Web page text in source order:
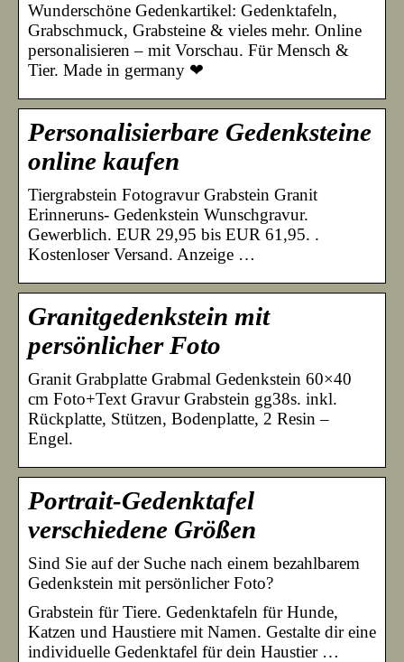
Wunderschöne Gedenkartikel: Gedenktafeln,
Grabschmuck, Grabsteine & vieles mehr. Online
personalisieren – mit Vorschau. Für Mensch &
Tier. Made in germany ❤
Personalisierbare Gedenksteine
online kaufen
Tiergrabstein Fotogravur Grabstein Granit
Erinneruns- Gedenkstein Wunschgravur.
Gewerblich. EUR 29,95 bis EUR 61,95. ​.
Kostenloser Versand. Anzeige …
Granitgedenkstein mit
persönlicher Foto
Granit Grabplatte Grabmal Gedenkstein 60×40
cm Foto+Text Gravur Grabstein gg38s. inkl.
Rückplatte, Stützen, Bodenplatte, 2 Resin –
Engel.
Portrait-Gedenktafel
verschiedene Größen
Sind Sie auf der Suche nach einem bezahlbarem
Gedenkstein mit persönlicher Foto?
Grabstein für Tiere. Gedenktafeln für Hunde,
Katzen und Haustiere mit Namen. Gestalte dir eine
individuelle Gedenktafel für dein Haustier …